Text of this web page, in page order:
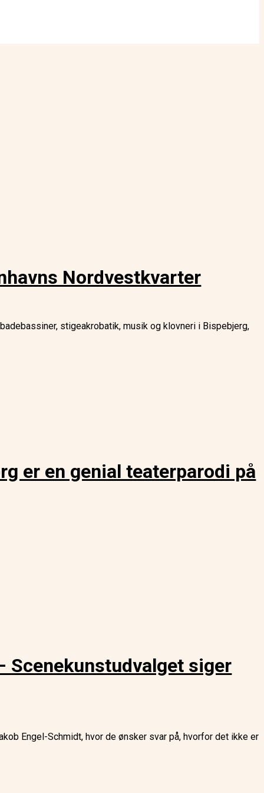
Nordvestkvarter
stigeakrobatik, musik og klovneri i Bispebjerg,
en genial teaterparodi på
Scenekunstudvalget siger
Engel-Schmidt, hvor de ønsker svar på, hvorfor det ikke er